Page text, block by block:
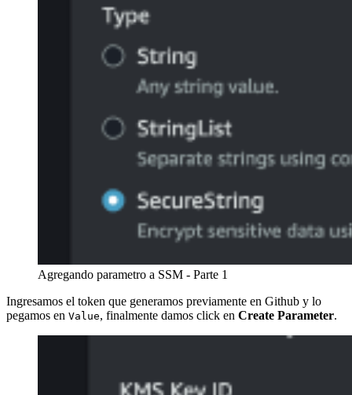
Agregando parametro a SSM - Parte 1
Ingresamos el token que generamos previamente en Github y lo
pegamos en Value, finalmente damos click en Create Parameter.